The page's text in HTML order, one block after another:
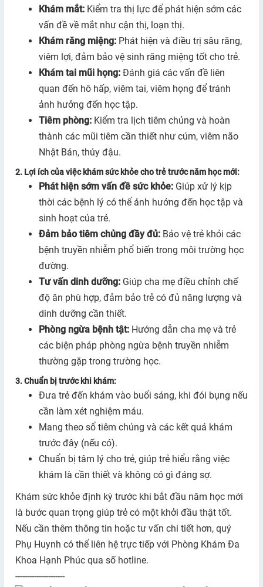
Khám mắt: Kiểm tra thị lực để phát hiện sớm các
vấn đề về mắt như cận thị, loạn thị.
Khám răng miệng: Phát hiện và điều trị sâu răng,
viêm lợi, đảm bảo vệ sinh răng miệng tốt cho trẻ.
Khám tai mũi họng: Đánh giá các vấn đề liên
quan đến hô hấp, viêm tai, viêm họng để tránh
ảnh hưởng đến học tập.
Tiêm phòng: Kiểm tra lịch tiêm chủng và hoàn
thành các mũi tiêm cần thiết như cúm, viêm não
Nhật Bản, thủy đậu.
2. Lợi ích của việc khám sức khỏe cho trẻ trước năm học mới:
Phát hiện sớm vấn đề sức khỏe: Giúp xử lý kịp
thời các bệnh lý có thể ảnh hưởng đến học tập và
sinh hoạt của trẻ.
Đảm bảo tiêm chủng đầy đủ: Bảo vệ trẻ khỏi các
bệnh truyền nhiễm phổ biến trong môi trường học
đường.
Tư vấn dinh dưỡng: Giúp cha mẹ điều chỉnh chế
độ ăn phù hợp, đảm bảo trẻ có đủ năng lượng và
dinh dưỡng cần thiết.
Phòng ngừa bệnh tật: Hướng dẫn cha mẹ và trẻ
các biện pháp phòng ngừa bệnh truyền nhiễm
thường gặp trong trường học.
3.Chuẩn bị trước khi khám:
Đưa trẻ đến khám vào buổi sáng, khi đói bụng nếu
cần làm xét nghiệm máu.
Mang theo sổ tiêm chủng và các kết quả khám
trước đây (nếu có).
Chuẩn bị tâm lý cho trẻ, giúp trẻ hiểu rằng việc
khám là cần thiết và không có gì đáng sợ.
Khám sức khỏe định kỳ trước khi bắt đầu năm học mới
là bước quan trọng giúp trẻ có một khởi đầu thật tốt.
Nếu cần thêm thông tin hoặc tư vấn chi tiết hơn, quý
Phụ Huynh có thể liên hệ trực tiếp với Phòng Khám Đa
Khoa Hạnh Phúc qua số hotline.
---------------------